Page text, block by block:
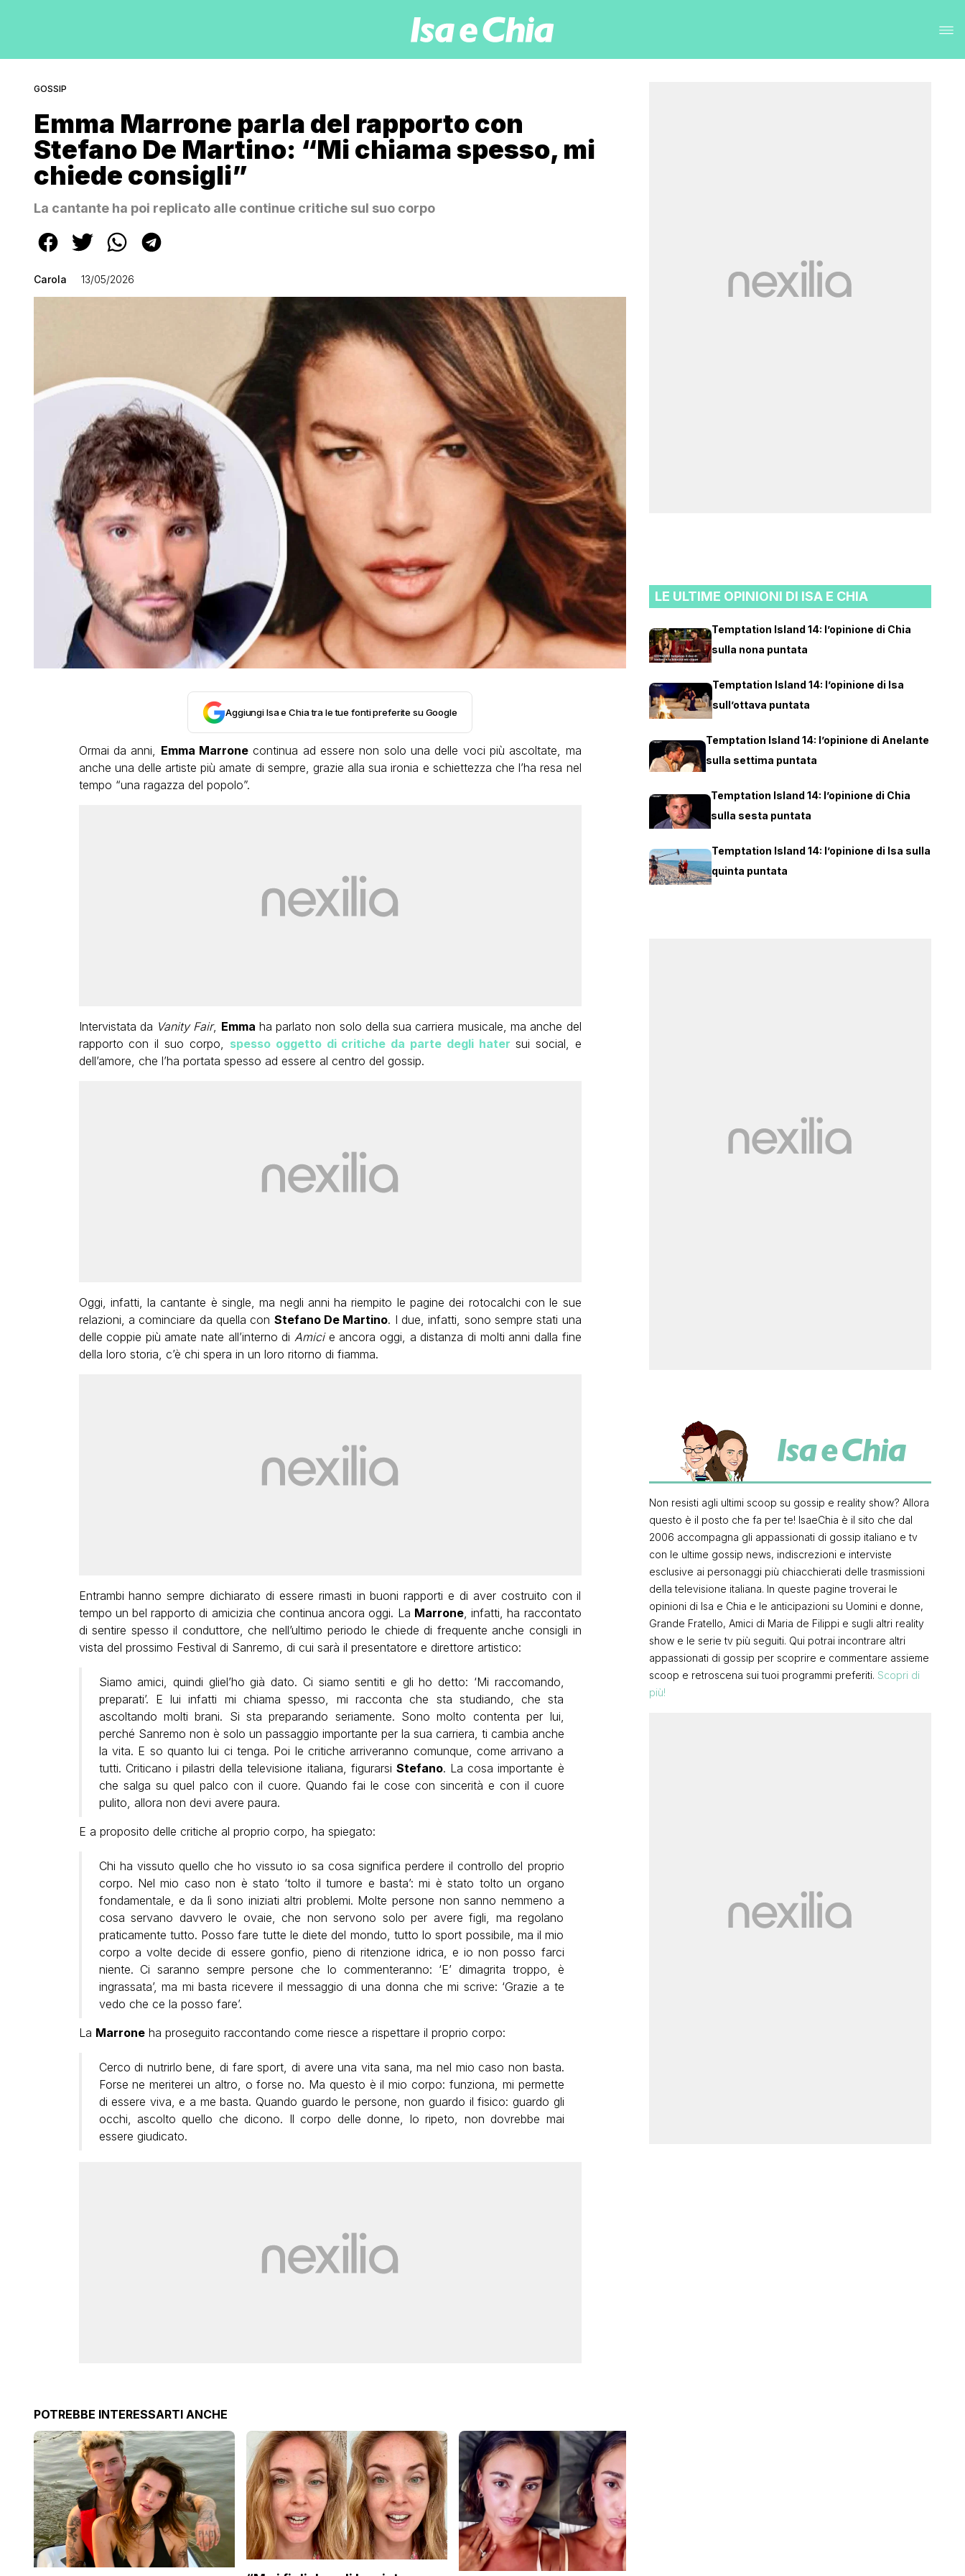
GOSSIP
Emma Marrone parla del rapporto con
Stefano De Martino: “Mi chiama spesso, mi
chiede consigli”
La cantante ha poi replicato alle continue critiche sul suo corpo
Carola 13/05/2026
Aggiungi Isa e Chia tra le tue fonti preferite su Google
Ormai da anni, Emma Marronecontinua ad essere non solo una delle voci più ascoltate, ma
anche una delle artiste più amate di sempre, grazie alla sua ironia e schiettezza che l’ha resa nel
tempo “una ragazza del popolo”.
Intervistata da Vanity Fair, Emma ha parlato non solo della sua carriera musicale, ma anche del
rapporto con il suo corpo, spesso oggetto di critiche da parte degli hater sui social, e
dell’amore, che l’ha portata spesso ad essere al centro del gossip.
Oggi, infatti, la cantante è single, ma negli anni ha riempito le pagine dei rotocalchi con le sue
relazioni, a cominciare da quella con Stefano De Martino. I due, infatti, sono sempre stati una
delle coppie più amate nate all’interno di Amicie ancora oggi, a distanza di molti anni dalla fine
della loro storia, c’è chi spera in un loro ritorno di fiamma.
Entrambi hanno sempre dichiarato di essere rimasti in buoni rapporti e di aver costruito con il
tempo un bel rapporto di amicizia che continua ancora oggi. La Marrone, infatti, ha raccontato
di sentire spesso il conduttore, che nell’ultimo periodo le chiede di frequente anche consigli in
vista del prossimo Festival di Sanremo, di cui sarà il presentatore e direttore artistico:
Siamo amici, quindi gliel’ho già dato. Ci siamo sentiti e gli ho detto: ‘Mi raccomando,
preparati’. E lui infatti mi chiama spesso, mi racconta che sta studiando, che sta
ascoltando molti brani. Si sta preparando seriamente. Sono molto contenta per lui,
perché Sanremo non è solo un passaggio importante per la sua carriera, ti cambia anche
la vita. E so quanto lui ci tenga. Poi le critiche arriveranno comunque, come arrivano a
tutti. Criticano i pilastri della televisione italiana, figurarsi Stefano. La cosa importante è
che salga su quel palco con il cuore. Quando fai le cose con sincerità e con il cuore
pulito, allora non devi avere paura.
E a proposito delle critiche al proprio corpo, ha spiegato:
Chi ha vissuto quello che ho vissuto io sa cosa significa perdere il controllo del proprio
corpo. Nel mio caso non è stato ‘tolto il tumore e basta’: mi è stato tolto un organo
fondamentale, e da lì sono iniziati altri problemi. Molte persone non sanno nemmeno a
cosa servano davvero le ovaie, che non servono solo per avere figli, ma regolano
praticamente tutto. Posso fare tutte le diete del mondo, tutto lo sport possibile, ma il mio
corpo a volte decide di essere gonfio, pieno di ritenzione idrica, e io non posso farci
niente. Ci saranno sempre persone che lo commenteranno: ‘E’ dimagrita troppo, è
ingrassata’, ma mi basta ricevere il messaggio di una donna che mi scrive: ‘Grazie a te
vedo che ce la posso fare’.
La Marroneha proseguito raccontando come riesce a rispettare il proprio corpo:
Cerco di nutrirlo bene, di fare sport, di avere una vita sana, ma nel mio caso non basta.
Forse ne meriterei un altro, o forse no. Ma questo è il mio corpo: funziona, mi permette
di essere viva, e a me basta. Quando guardo le persone, non guardo il fisico: guardo gli
occhi, ascolto quello che dicono. Il corpo delle donne, lo ripeto, non dovrebbe mai
essere giudicato.
POTREBBE INTERESSARTI ANCHE
LE ULTIME OPINIONI DI ISA E CHIA
Temptation Island 14: l’opinione di Chia
sulla nona puntata
Temptation Island 14: l’opinione di Isa
sull’ottava puntata
Temptation Island 14: l’opinione di Anelante
sulla settima puntata
Temptation Island 14: l’opinione di Chia
sulla sesta puntata
Temptation Island 14: l’opinione di Isa sulla
quinta puntata
Non resisti agli ultimi scoop su gossip e reality show? Allora
questo è il posto che fa per te! IsaeChia è il sito che dal
2006 accompagna gli appassionati di gossip italiano e tv
con le ultime gossip news, indiscrezioni e interviste
esclusive ai personaggi più chiacchierati delle trasmissioni
della televisione italiana. In queste pagine troverai le
opinioni di Isa e Chia e le anticipazioni su Uomini e donne,
Grande Fratello, Amici di Maria de Filippi e sugli altri reality
show e le serie tv più seguiti. Qui potrai incontrare altri
appassionati di gossip per scoprire e commentare assieme
scoop e retroscena sui tuoi programmi preferiti. Scopri di
più!